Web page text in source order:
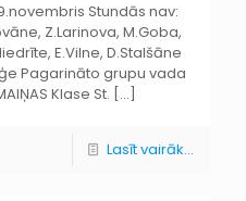
Stundās nav:
Z.Larinova, M.Goba,
E.Vilne, D.Stalšāne
Pagarināto grupu vada
Klase St. […]
Lasīt vairāk...